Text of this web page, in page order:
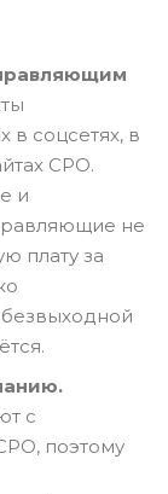
в соцсетях, в
СРО.
и
не
плату за
с
поэтому